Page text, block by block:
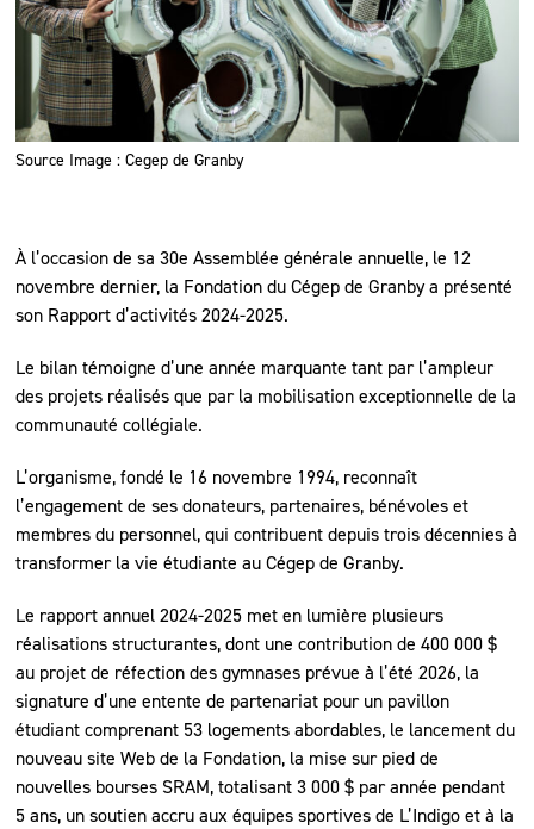
Source Image : Cegep de Granby
À l’occasion de sa 30e Assemblée générale annuelle, le 12
novembre dernier, la Fondation du Cégep de Granby a présenté
son Rapport d’activités 2024-2025.
Le bilan témoigne d’une année marquante tant par l’ampleur
des projets réalisés que par la mobilisation exceptionnelle de la
communauté collégiale.
L’organisme, fondé le 16 novembre 1994, reconnaît
l’engagement de ses donateurs, partenaires, bénévoles et
membres du personnel, qui contribuent depuis trois décennies à
transformer la vie étudiante au Cégep de Granby.
Le rapport annuel 2024-2025 met en lumière plusieurs
réalisations structurantes, dont une contribution de 400 000 $
au projet de réfection des gymnases prévue à l’été 2026, la
signature d’une entente de partenariat pour un pavillon
étudiant comprenant 53 logements abordables, le lancement du
nouveau site Web de la Fondation, la mise sur pied de
nouvelles bourses SRAM, totalisant 3 000 $ par année pendant
5 ans, un soutien accru aux équipes sportives de L’Indigo et à la